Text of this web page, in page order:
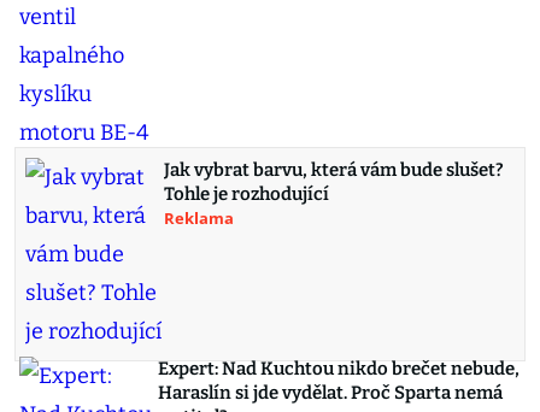
Jak vybrat barvu, která vám bude slušet?
Tohle je rozhodující
Reklama
Expert: Nad Kuchtou nikdo brečet nebude,
Haraslín si jde vydělat. Proč Sparta nemá